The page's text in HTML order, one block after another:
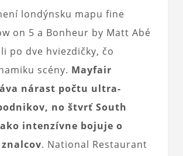
londýnsku mapu fine
on 5 a Bonheur by Matt Abé
po dve hviezdičky, čo
scény. Mayfair
nárast počtu ultra-
no štvrť South
intenzívne bojuje o
. National Restaurant